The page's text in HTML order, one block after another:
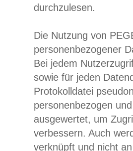
durchzulesen.
Die Nutzung von
personenbezogener
Bei jedem
sowie für jeden
Protokolldatei
personenbezogen
ausgewertet, um
verbessern. Auch
verknüpft und nicht